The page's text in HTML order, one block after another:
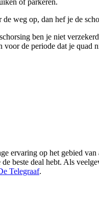
of parkeren.
de weg op, dan hef je de
ben je niet
voor de periode dat je quad
ervaring op het gebied
beste deal hebt. Als
Telegraaf.